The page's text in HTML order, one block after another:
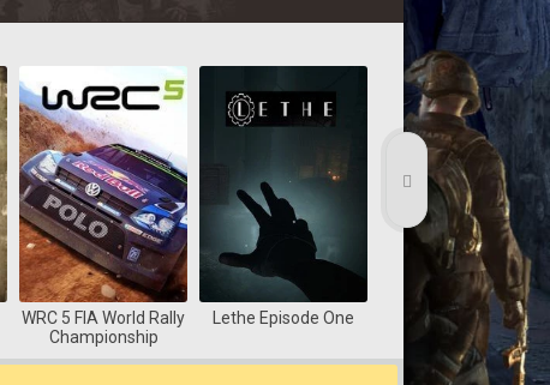
WRC 5 FIA World Rally
Championship
Lethe Episode One Coast Guard